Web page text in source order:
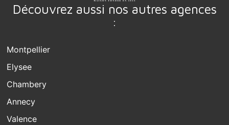
Découvrez aussi nos autres agences
:
Montpellier
Elysee
Chambery
Annecy
Valence